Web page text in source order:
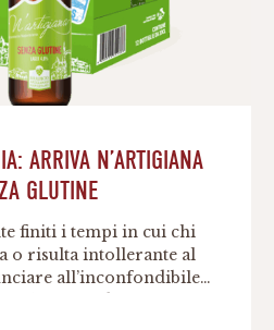
ARRIVA N’ARTIGIANA
GLUTINE
finiti i tempi in cui chi
o risulta intollerante al
all’inconfondibile